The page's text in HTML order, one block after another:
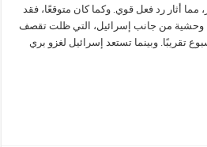
مما أثار رد فعل قوي. وكما كان متوقعًا، فقد
وحشية من جانب إسرائيل، التي ظلت تقصف
تقريبًا. وبينما تستعد إسرائيل لغزو بري